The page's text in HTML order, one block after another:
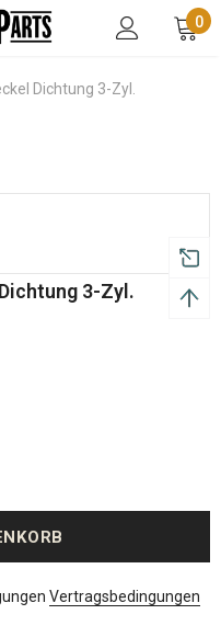
0
Dichtung 3-Zyl.
3-Zyl.
Vertragsbedingungen